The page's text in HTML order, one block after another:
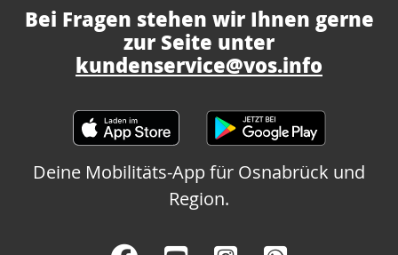
Bei Fragen stehen wir Ihnen gerne
zur Seite unter
kundenservice@vos.info
Deine Mobilitäts-App für Osnabrück und
Region.